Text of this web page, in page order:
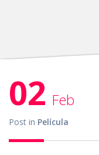
02 Feb
Post in Película